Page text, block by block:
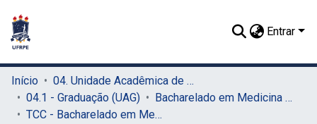
Entrar
Início
04. Unidade Acadêmica de Garanhuns (UAG)
04.1 - Graduação (UAG)
Bacharelado em Medicina Veterinária (UAG)
TCC - Bacharelado em Medicina Veterinária (UAG)